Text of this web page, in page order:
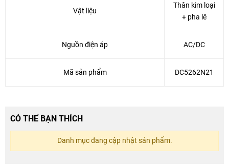
Vật liệu
Thân kim loại
+ pha lê
Nguồn điện áp AC/DC
Mã sản phẩm DC5262N21
CÓ THỂ BẠN THÍCH
Danh mục đang cập nhật sản phẩm.